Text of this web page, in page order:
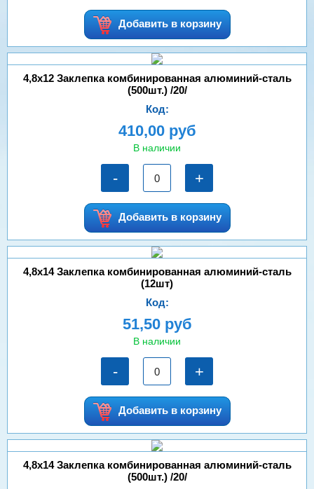
Добавить в корзину
4,8х12 Заклепка комбинированная алюминий-сталь
(500шт.) /20/
Код:
410,00 руб
В наличии
- +
Добавить в корзину
4,8х14 Заклепка комбинированная алюминий-сталь
(12шт)
Код:
51,50 руб
В наличии
- +
Добавить в корзину
4,8х14 Заклепка комбинированная алюминий-сталь
(500шт.) /20/